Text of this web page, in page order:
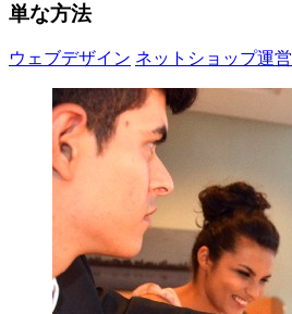
単な方法
ウェブデザイン ネットショップ運営